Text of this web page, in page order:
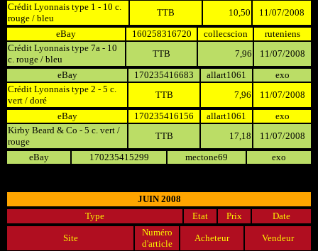
Crédit Lyonnais type 1 - 10 c.
rouge / bleu
TTB 10,50
11/07/2008
eBay
160258316720 collecscion
ruteniens
Crédit Lyonnais type 7a - 10
c. rouge / bleu
TTB 7,96
11/07/2008
eBay
170235416683 allart1061
exo
Crédit Lyonnais type 2 - 5 c.
vert / doré
TTB 7,96
11/07/2008
eBay
170235416156 allart1061
exo
Kirby Beard & Co - 5 c. vert /
rouge
TTB 17,18
11/07/2008
eBay
170235415299 mectone69 exo
JUIN 2008
Type
Etat Prix Date
Site
Numéro
d'article
Acheteur
Vendeur